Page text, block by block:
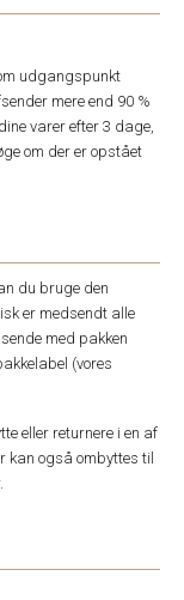
udgangspunkt
mere end 90 %
varer efter 3 dage,
om der er opstået
du bruge den
er medsendt alle
med pakken
(vores
eller returnere i en af
kan også ombyttes til